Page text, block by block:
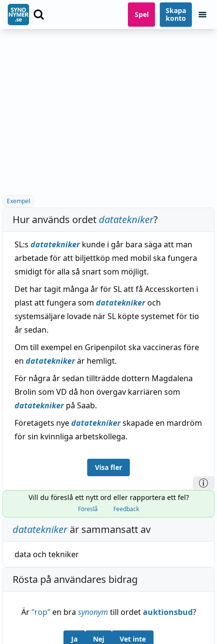
Spel
Skapa
konto
Exempel
Hur används ordet datatekniker?
SL:s datateknikerkunde i går bara säga att man
arbetade för att biljettköp med mobil ska fungera
smidigt för alla så snart som möjligt.
Det har tagit många år för SL att få Accesskorten i
plast att fungera som datateknikeroch
systemsäljare lovade när SL köpte systemet för tio
år sedan.
Om till exempel en Gripenpilot ska vaccineras före
en datateknikerär hemligt.
För några år sedan tillträdde dottern Magdalena
Brolin som VD då hon övergav karriären som
datateknikerpå Saab.
Företagets nyedatateknikerskapade en mardröm
för sin kvinnliga arbetskollega.
Visa fler
Vill du föreslå ett nytt ord eller rapportera ett fel?
Föreslå Feedback
datateknikerär sammansatt av
data och tekniker
Rösta på användares bidrag
Är“rop”en bra synonym till ordetauktionsbud?
Ja Nej Vet inte